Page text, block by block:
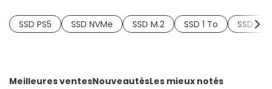
SSD PS5 SSD NVMe SSD M.2 SSD 1 To SSD 2
Meilleures ventesNouveautésLes mieux notés